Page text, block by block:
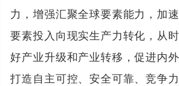
力，增强汇聚全球要素能力，加速
要素投入向现实生产力转化，从
好产业升级和产业转移，促进内
打造自主可控、安全可靠、竞争